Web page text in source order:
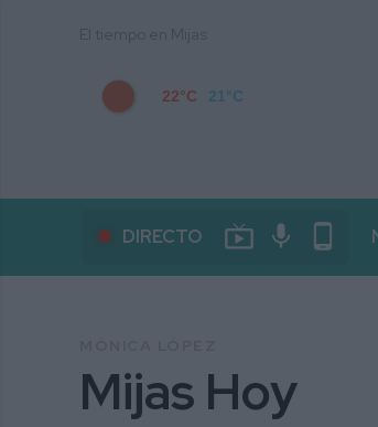
22°C 21°C
DIRECTO live_tv mic phone_android
Mijas Hoy